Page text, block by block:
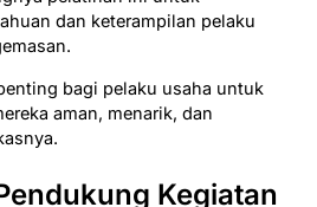
dan keterampilan pelaku
bagi pelaku usaha untuk
aman, menarik, dan
Kegiatan